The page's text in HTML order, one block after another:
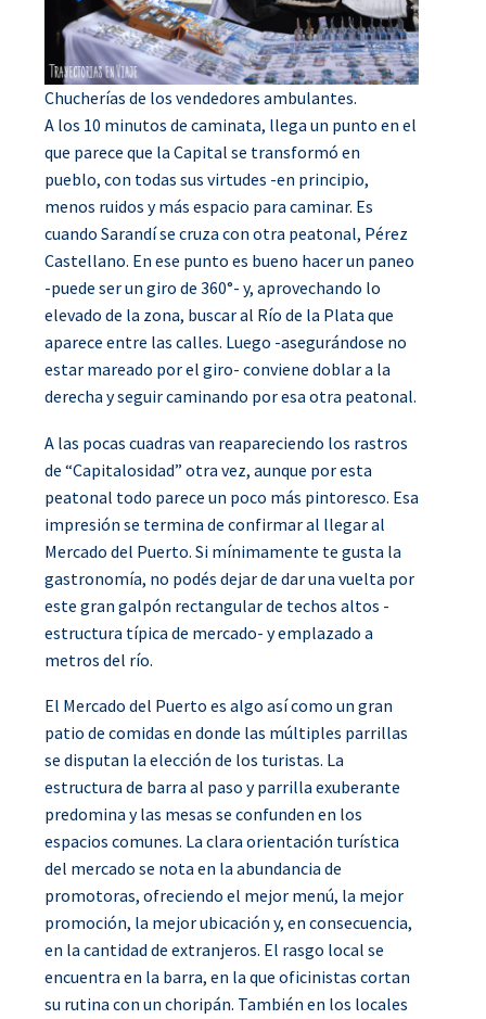
Chucherías de los vendedores ambulantes.
A los 10 minutos de caminata, llega un punto en el
que parece que la Capital se transformó en
pueblo, con todas sus virtudes -en principio,
menos ruidos y más espacio para caminar. Es
cuando Sarandí se cruza con otra peatonal, Pérez
Castellano. En ese punto es bueno hacer un paneo
-puede ser un giro de 360°- y, aprovechando lo
elevado de la zona, buscar al Río de la Plata que
aparece entre las calles. Luego -asegurándose no
estar mareado por el giro- conviene doblar a la
derecha y seguir caminando por esa otra peatonal.
A las pocas cuadras van reapareciendo los rastros
de “Capitalosidad” otra vez, aunque por esta
peatonal todo parece un poco más pintoresco. Esa
impresión se termina de confirmar al llegar al
Mercado del Puerto. Si mínimamente te gusta la
gastronomía, no podés dejar de dar una vuelta por
este gran galpón rectangular de techos altos -
estructura típica de mercado- y emplazado a
metros del río.
El Mercado del Puerto es algo así como un gran
patio de comidas en donde las múltiples parrillas
se disputan la elección de los turistas. La
estructura de barra al paso y parrilla exuberante
predomina y las mesas se confunden en los
espacios comunes. La clara orientación turística
del mercado se nota en la abundancia de
promotoras, ofreciendo el mejor menú, la mejor
promoción, la mejor ubicación y, en consecuencia,
en la cantidad de extranjeros. El rasgo local se
encuentra en la barra, en la que oficinistas cortan
su rutina con un choripán. También en los locales